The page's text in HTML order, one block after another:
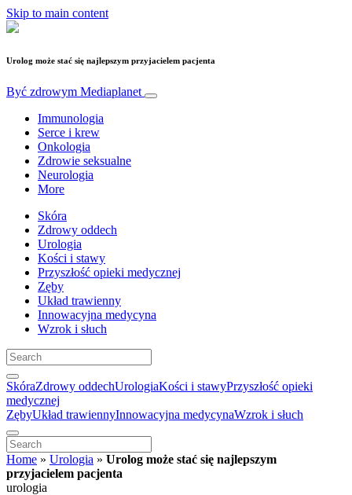
Skip to main content
Urolog może stać się najlepszym przyjacielem pacjenta
Być zdrowym Mediaplanet
Immunologia
Serce i krew
Onkologia
Zdrowie seksualne
Neurologia
More
Skóra
Zdrowy oddech
Urologia
Kości i stawy
Przyszłość opieki medycznej
Zęby
Układ trawienny
Innowacyjna medycyna
Wzrok i słuch
SkóraZdrowy oddechUrologiaKości i stawyPrzyszłość opieki
medycznej
ZębyUkład trawiennyInnowacyjna medycynaWzrok i słuch
Home » Urologia » Urolog może stać się najlepszym
przyjacielem pacjenta
urologia